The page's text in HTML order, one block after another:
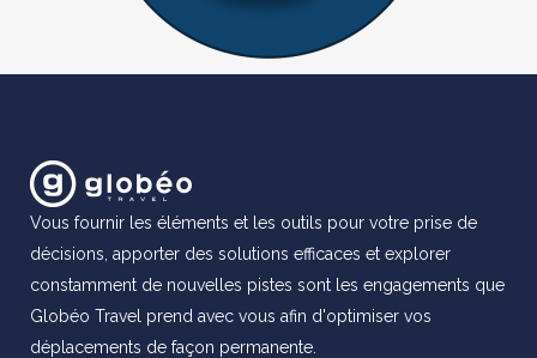
Vous fournir les éléments et les outils pour votre prise de
décisions, apporter des solutions efficaces et explorer
constamment de nouvelles pistes sont les engagements que
Globéo Travel prend avec vous afin d'optimiser vos
déplacements de façon permanente.